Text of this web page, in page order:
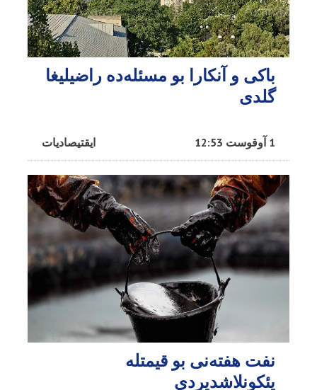
باکی و آنکارا بو مسئله‌ده راضیلیغا
گلدی
ایقتیصادیات 1 آوقوست 12:53
نفت هفته‌نی بو قیمتله
یئکونلاشدیردی